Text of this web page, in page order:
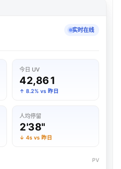
实时在线
今日 UV
42,861
↑ 8.2% vs 昨日
人均停留
2'38"
↓ 4s vs 昨日
PV